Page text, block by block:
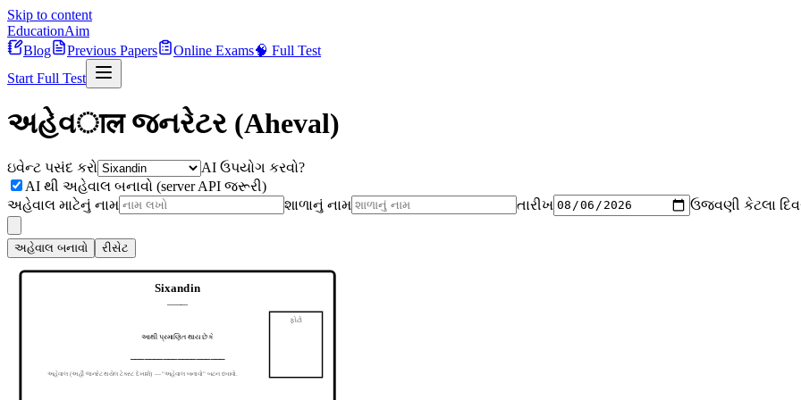
Skip to content
EducationAim
Blog
Previous Papers Online Exams🧠 Full Test
Start Full Test
અહેવाल જનરેટર (Aheval)
ઇવેન્ટ પસંદ કરો
AI ઉપયોગ કરવો?
AI થી અહેવાલ બનાવો (server API જરૂરી)
અહેવાલ માટેનું નામ
શાળાનું નામ તારીખ ઉજવણી કેટલા
અહેવાલ બનાવો રીસેટ
Sixandin
ફોટો
આથી પ્રમાણિત થાય છે કે
અહેવાલ (અહીં જનરેટ થયેલ ટેક્સ્ટ દેખાશે) — "અહેવાલ બનાવો" બટન દબાવો.